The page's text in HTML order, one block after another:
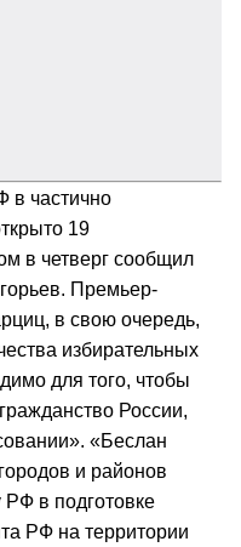
в частично
19
в четверг сообщил
Премьер-
в свою очередь,
избирательных
для того, чтобы
России,
«Беслан
и районов
РФ в подготовке
РФ на территории